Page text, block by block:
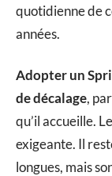
quotidienne de
années.
Adopter un
de décalage,
qu’il accueille.
exigeante. Il
longues, mais